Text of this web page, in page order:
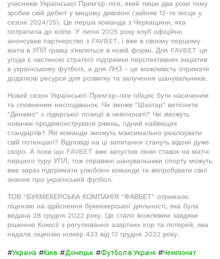
учасників Української Прем'єр-ліги, який лише два роки тому
зробив свій дебют у вищому дивізіоні (зайняв 12-те місце у
сезоні 2024/25). Це перша команда з Черкащини, яка
потрапила до еліти. У липні 2025 року клуб офіційно
анонсував партнерство з FAVBET, і вже в своєму першому
матчі в УПЛ гравці з'являться в новій формі. Для FAVBET ця
угода є частиною стратегії підтримки перспективних ініціатив
в українському футболі, а для ЛНЗ - це можливість отримати
додаткові ресурси для розвитку та залучення шанувальників.
Новий сезон Української Прем'єр-ліги обіцяє бути насиченим
та сповненим несподіванок. Чи зможе "Шахтар" витіснити
"Динамо" з лідерської позиції в чемпіонаті? Чи зможуть
новачки продемонструвати рівень, гідний найвищих
стандартів? Які команди зможуть максимально реалізувати
свій потенціал? Відповіді на ці запитання стануть відомі дуже
скоро. А поки що FAVBET вже запустив лінію ставок на матчі
першого туру УПЛ, тож справжні шанувальники спорту можуть
вже зараз підтримати улюблені команди та випробувати свої
знання про український футбол.
ТОВ "БУКМЕКЕРСЬКА КОМПАНІЯ "ФАВБЕТ" отримало
ліцензію на здійснення букмекерської діяльності, яка була
видана 28 грудня 2022 року. Це стало можливим завдяки
рішенню Комісії з регулювання азартних ігор та лотерей, яка
надала ліцензію номер 433 від 13 грудня 2022 року.
#Україна #Київ #Донецьк #Футбол в Україні #Чемпіонат